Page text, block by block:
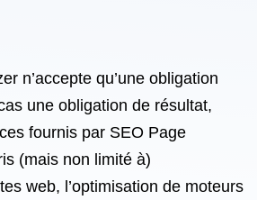
n’accepte qu’une obligation
une obligation de résultat,
fournis par SEO Page
(mais non limité à)
web, l’optimisation de moteurs